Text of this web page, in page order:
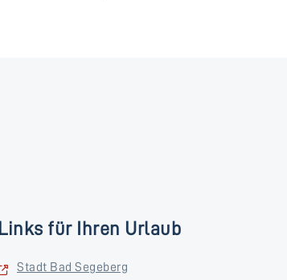
Links für Ihren Urlaub
Stadt Bad Segeberg